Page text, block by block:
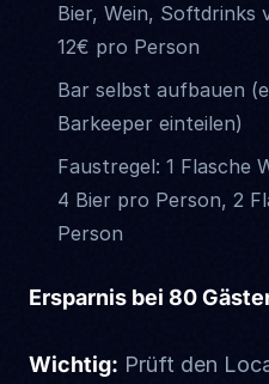
Bier, Wein, Softdrinks
12€ pro Person
Bar selbst aufbauen
Barkeeper einteilen)
Faustregel: 1 Flasche
4 Bier pro Person, 2
Person
Ersparnis bei 80
Wichtig: Prüft den